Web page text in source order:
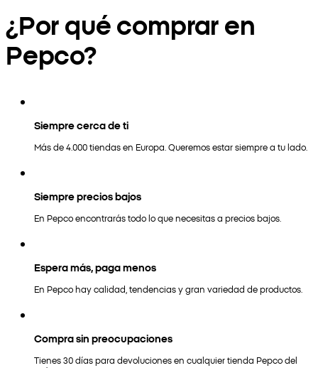
¿Por qué comprar en
Pepco?
Siempre cerca de ti
Más de 4.000 tiendas en Europa. Queremos estar siempre a tu lado.
Siempre precios bajos
En Pepco encontrarás todo lo que necesitas a precios bajos.
Espera más, paga menos
En Pepco hay calidad, tendencias y gran variedad de productos.
Compra sin preocupaciones
Tienes 30 días para devoluciones en cualquier tienda Pepco del